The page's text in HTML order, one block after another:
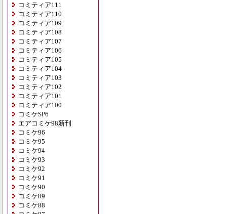
コミティア111
コミティア110
コミティア109
コミティア108
コミティア107
コミティア106
コミティア105
コミティア104
コミティア103
コミティア102
コミティア101
コミティア100
コミケSP6
エアコミケ98新刊
コミケ96
コミケ95
コミケ94
コミケ93
コミケ92
コミケ91
コミケ90
コミケ89
コミケ88